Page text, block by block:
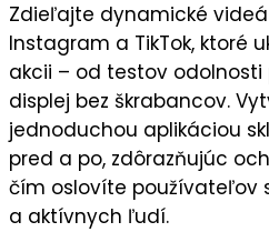
Zdieľajte dynamické videá
Instagram a TikTok, ktoré
akcii – od testov
displej bez škrabancov.
jednoduchou aplikáciou
pred a po, zdôrazňujúc
čím oslovíte používateľov
a aktívnych ľudí.